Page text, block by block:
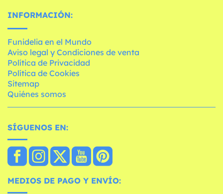
INFORMACIÓN:
Funidelia en el Mundo
Aviso legal y Condiciones de venta
Política de Privacidad
Política de Cookies
Sitemap
Quiénes somos
SÍGUENOS EN:
MEDIOS DE PAGO Y ENVÍO: